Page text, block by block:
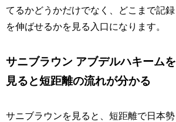
てるかどうかだけでなく、どこまで記録
を伸ばせるかを見る入口になります。
サニブラウン アブデルハキームを
見ると短距離の流れが分かる
サニブラウンを見ると、短距離で日本勢